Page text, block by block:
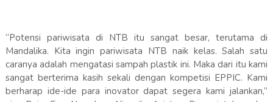
“Potensi pariwisata di NTB itu sangat besar, terutama di
Mandalika. Kita ingin pariwisata NTB naik kelas. Salah satu
caranya adalah mengatasi sampah plastik ini. Maka dari itu kami
sangat berterima kasih sekali dengan kompetisi EPPIC. Kami
berharap ide-ide para inovator dapat segera kami jalankan,”